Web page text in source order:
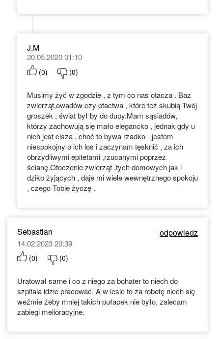
J.M
20.05.2020 01:10
(0) (0)
Musimy żyć w zgodzie , z tym co nas otacza . Baz
zwierząt,owadów czy ptactwa , które też skubią Twój
groszek , świat był by do dupy.Mam sąsiadów,
którzy zachowują się mało elegancko , jednak gdy u
nich jest cisza , choć to bywa rzadko - jestem
niespokojny o ich los i zaczynam tęsknić , za ich
obrzydliwymi epitetami ,rzucanymi poprzez
ścianę.Otoczenie zwierząt ,tych domowych jak i
dziko żyjących , daje mi wiele wewnętrznego spokoju
, czego Tobie życzę .
Sebastian odpowiedz
14.02.2023 20:39
(0) (0)
Uratował sarne i co z niego za bohater to niech do
szpitala idzie pracować. A w lesie to za robotę niech się
weźmie żeby mniej takich pułapek nie było, zalecam
zabiegi melioracyjne.